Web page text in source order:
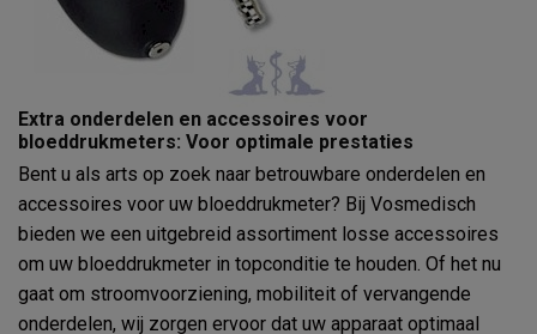
Extra onderdelen en accessoires voor
bloeddrukmeters: Voor optimale prestaties
Bent u als arts op zoek naar betrouwbare onderdelen en
accessoires voor uw bloeddrukmeter? Bij Vosmedisch
bieden we een uitgebreid assortiment losse accessoires
om uw bloeddrukmeter in topconditie te houden. Of het nu
gaat om stroomvoorziening, mobiliteit of vervangende
onderdelen, wij zorgen ervoor dat uw apparaat optimaal